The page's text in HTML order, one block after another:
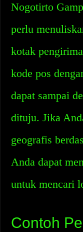
Nogotirto
perlu
kotak
kode pos
dapat sampai
dituju. Jika
geografis
Anda dapat
untuk mencari
Contoh